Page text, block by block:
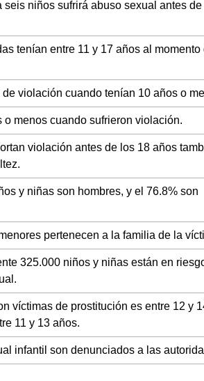
niños sufrirá abuso sexual antes de
tenían entre 11 y 17 años al momento
violación cuando tenían 10 años o
menos cuando sufrieron violación.
violación antes de los 18 años
y niñas son hombres, y el 76.8% son
pertenecen a la familia de la
325.000 niños y niñas están en
víctimas de prostitución es entre 12 y
11 y 13 años.
infantil son denunciados a las